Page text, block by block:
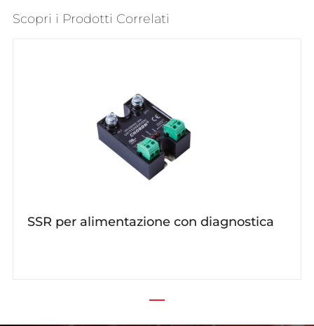
Scopri i Prodotti Correlati
SSR per alimentazione con diagnostica